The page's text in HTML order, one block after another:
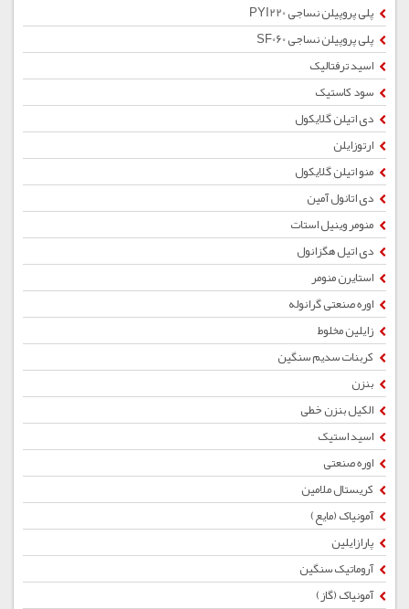
پلی پروپیلن نساجی PYI220
پلی پروپیلن نساجی SF060
اسید ترفتالیک
سود کاستیک
دی اتیلن گلایکول
ارتوزایلن
منو اتیلن گلایکول
دی اتانول آمین
منومر وینیل استات
دی اتیل هگزانول
استایرن منومر
اوره صنعتی گرانوله
زایلین مخلوط
کربنات سدیم سنگین
بنزن
الکیل بنزن خطی
اسید استیک
اوره صنعتی
کریستال ملامین
آمونیاک (مایع)
پارازایلین
آروماتیک سنگین
آمونیاک (گاز)